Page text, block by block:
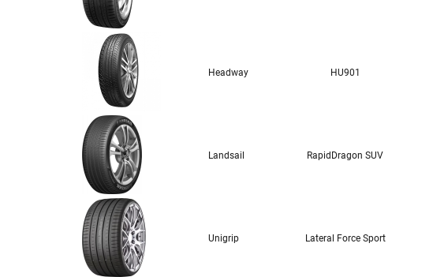
Headway HU901
Landsail RapidDragon SUV
Unigrip Lateral Force Sport